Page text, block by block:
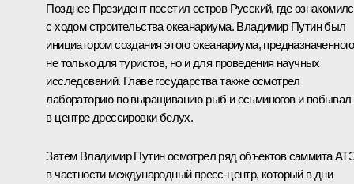
Позднее Президент посетил остров Русский, где
с ходом строительства океанариума. Владимир Путин был
инициатором создания этого океанариума, предназначенного
не только для туристов, но и для проведения научных
исследований. Главе государства также осмотрел
лабораторию по выращиванию рыб и осьминогов и побывал
в центре дрессировки белух.
Затем Владимир Путин осмотрел ряд объектов саммита
в частности международный пресс-центр, который в дни